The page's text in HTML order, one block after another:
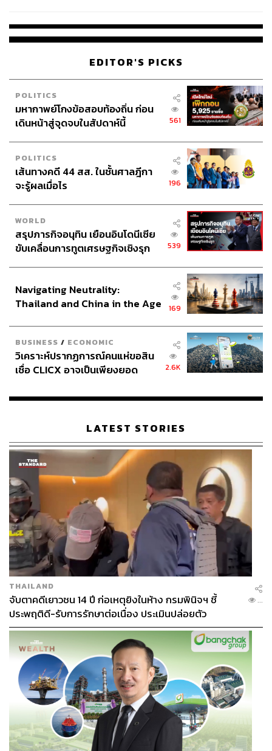
EDITOR'S PICKS
POLITICS
มหากาพย์โกงข้อสอบท้องถิ่น ก่อน
เดินหน้าสู่จุดจบในสัปดาห์นี้
561
POLITICS
เส้นทางคดี 44 สส. ในชั้นศาลฎีกา
จะรู้ผลเมื่อไร
196
WORLD
สรุปภารกิจอนุทิน เยือนอินโดนีเซีย
ขับเคลื่อนการทูตเศรษฐกิจเชิงรุก
539
Navigating Neutrality:
Thailand and China in the Age
169
BUSINESS / ECONOMIC
วิเคราะห์ปรากฏการณ์คนแห่ขอสิน
เชื่อ CLICX อาจเป็นเพียงยอด
เรือนไทยที่ถูกซุกไว้
2.6K
LATEST STORIES
THAILAND
จับตาคดีเยาวชน 14 ปี ก่อเหตุยิงในห้าง กรมพินิจฯ ชี้
ประพฤติดี-รับการรักษาต่อเนื่อง ประเมินปล่อยตัว
...